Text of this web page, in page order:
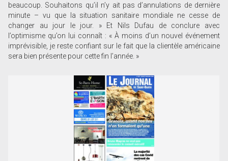
beaucoup. Souhaitons qu’il n’y ait pas d’annulations de dernière
minute – vu que la situation sanitaire mondiale ne cesse de
changer au jour le jour. » Et Nils Dufau de conclure avec
l’optimisme qu’on lui connaît : « À moins d’un nouvel événement
imprévisible, je reste confiant sur le fait que la clientèle américaine
sera bien présente pour cette fin l’année. »